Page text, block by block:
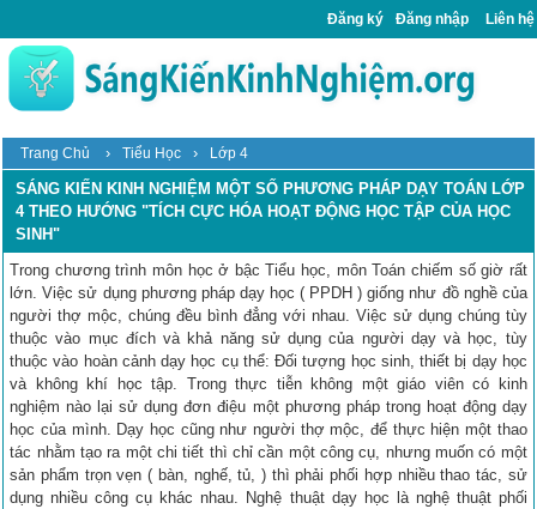
Đăng ký Đăng nhập Liên hệ
Trang Chủ › Tiểu Học › Lớp 4
SÁNG KIẾN KINH NGHIỆM MỘT SỐ PHƯƠNG PHÁP DẠY TOÁN LỚP
4 THEO HƯỚNG "TÍCH CỰC HÓA HOẠT ĐỘNG HỌC TẬP CỦA HỌC
SINH"
Trong chương trình môn học ở bậc Tiểu học, môn Toán chiếm số giờ rất
lớn. Việc sử dụng phương pháp dạy học ( PPDH ) giống như đồ nghề của
người thợ mộc, chúng đều bình đẳng với nhau. Việc sử dụng chúng tùy
thuộc vào mục đích và khả năng sử dụng của người dạy và học, tùy
thuộc vào hoàn cảnh dạy học cụ thể: Đối tượng học sinh, thiết bị dạy học
và không khí học tập. Trong thực tiễn không một giáo viên có kinh
nghiệm nào lại sử dụng đơn điệu một phương pháp trong hoạt động dạy
học của mình. Dạy học cũng như người thợ mộc, để thực hiện một thao
tác nhằm tạo ra một chi tiết thì chỉ cần một công cụ, nhưng muốn có một
sản phẩm trọn vẹn ( bàn, nghế, tủ, ) thì phải phối hợp nhiều thao tác, sử
dụng nhiều công cụ khác nhau. Nghệ thuật dạy học là nghệ thuật phối